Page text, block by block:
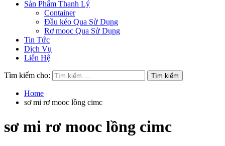
Sản Phẩm Thanh Lý
Container
Đầu kéo Qua Sử Dụng
Rơ mooc Qua Sử Dụng
Tin Tức
Dịch Vụ
Liên Hệ
Tìm kiếm cho:
Home
sơ mi rơ mooc lồng cimc
sơ mi rơ mooc lồng cimc